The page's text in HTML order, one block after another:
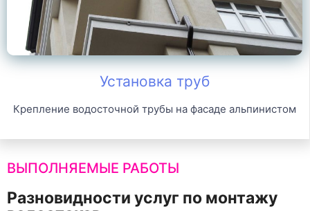
Установка труб
Крепление водосточной трубы на фасаде альпинистом
ВЫПОЛНЯЕМЫЕ РАБОТЫ
Разновидности услуг по монтажу